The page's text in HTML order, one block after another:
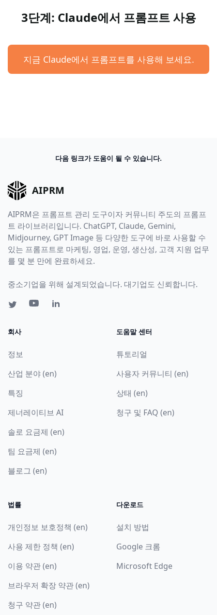
3단계: Claude에서 프롬프트 사용
지금 Claude에서 프롬프트를 사용해 보세요.
다음 링크가 도움이 될 수 있습니다.
AIPRM
AIPRM은 프롬프트 관리 도구이자 커뮤니티 주도의 프롬프
트 라이브러리입니다. ChatGPT, Claude, Gemini,
Midjourney, GPT Image 등 다양한 도구에 바로 사용할 수
있는 프롬프트로 마케팅, 영업, 운영, 생산성, 고객 지원 업무
를 몇 분 만에 완료하세요.
중소기업을 위해 설계되었습니다. 대기업도 신뢰합니다.
회사
정보
산업 분야 (en)
특징
제너레이티브 AI
솔로 요금제 (en)
팀 요금제 (en)
블로그 (en)
도움말 센터
튜토리얼
사용자 커뮤니티 (en)
상태 (en)
청구 및 FAQ (en)
법률
개인정보 보호정책 (en)
사용 제한 정책 (en)
이용 약관 (en)
브라우저 확장 약관 (en)
청구 약관 (en)
다운로드
설치 방법
Google 크롬
Microsoft Edge